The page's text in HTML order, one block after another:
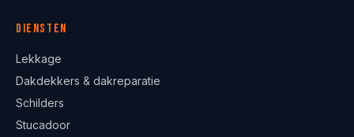
Diensten
Lekkage
Dakdekkers & dakreparatie
Schilders
Stucadoor